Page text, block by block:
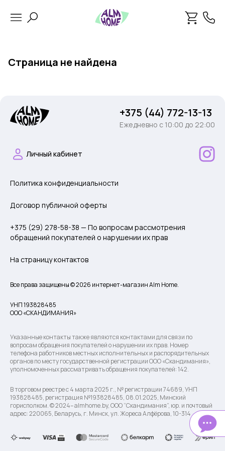
Страница не найдена
+375 (44) 772-13-13
Ежедневно c 10:00 до 22:00
Личный кабинет
Политика конфиденциальности
Договор публичной оферты
+375 (29) 278-58-38 — По вопросам рассмотрения
обращений покупателей о нарушении их прав
На страницу контактов
Все права защищены © 2026 интернет-магазин Alm Home.
УНП 193828485
ООО «СКАНДИМАНИЯ»
Указанные контакты также являются контактами для связи по
вопросам обращения покупателей о нарушении их прав. Номер
телефона работников местных исполнительных и распорядительных
органов по месту государственной регистрации ООО «Скандимания»,
уполномоченных рассматривать обращения покупателей: 142.
В торговом реестре с 4 марта 2025 г., № регистрации 74689, УНП
193828485, регистрация №193828485, 08.01.2025, Минский
горисполком. © 2024– almhome.by, ООО “Скандимания”, юр. и почтовый
адрес: 220065, Беларусь, г. Минск, ул. Жореса Алфёрова, 10-314